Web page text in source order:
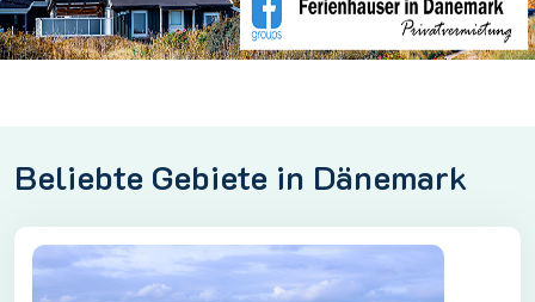
Beliebte Gebiete in Dänemark